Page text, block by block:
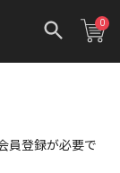
0
員登録が必要で